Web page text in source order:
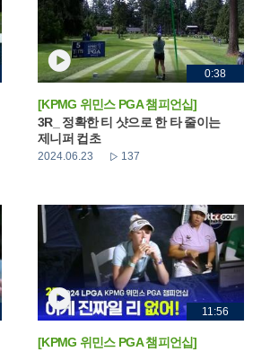
0:38
[KPMG 위민스 PGA 챔피언십]
3R_ 정확한 티 샷으로 한 타 줄이는
제니퍼 컵초
2024.06.23 137
11:56
[KPMG 위민스 PGA 챔피언십]